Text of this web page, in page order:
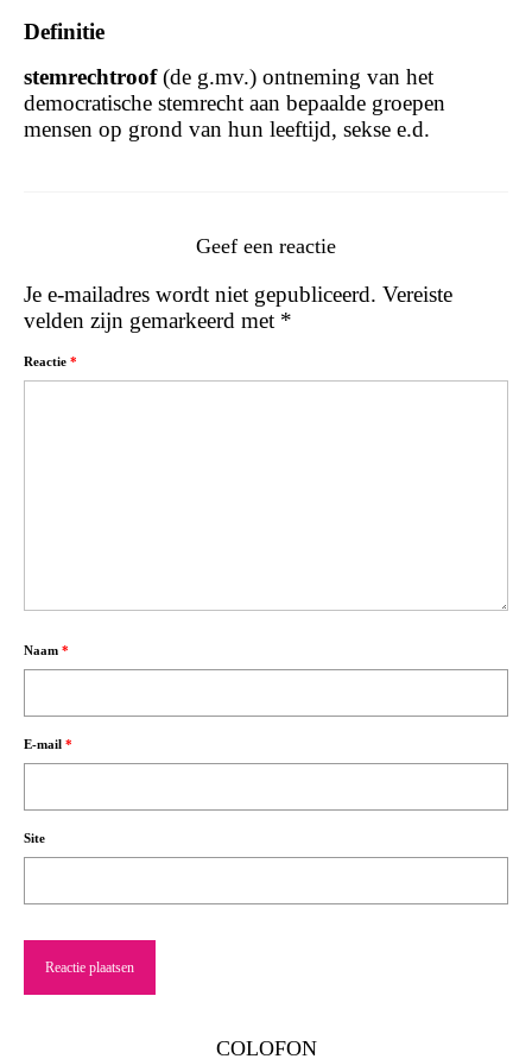
Definitie
stemrechtroof(de g.mv.) ontneming van het
democratische stemrecht aan bepaalde groepen
mensen op grond van hun leeftijd, sekse e.d.
Geef een reactie
Je e-mailadres wordt niet gepubliceerd. Vereiste
velden zijn gemarkeerd met *
Reactie *
Naam *
E-mail *
Site
COLOFON